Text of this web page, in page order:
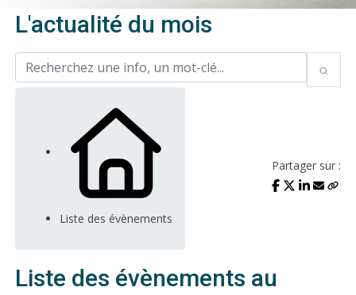
L'actualité du mois
Liste des évènements
Partager sur :
Liste des évènements au